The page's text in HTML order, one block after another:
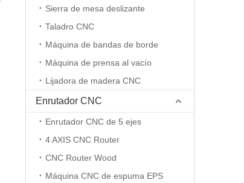
Sierra de mesa deslizante
Taladro CNC
Máquina de bandas de borde
Máquina de prensa al vacío
Lijadora de madera CNC
Enrutador CNC
Enrutador CNC de 5 ejes
4 AXIS CNC Router
CNC Router Wood
Máquina CNC de espuma EPS